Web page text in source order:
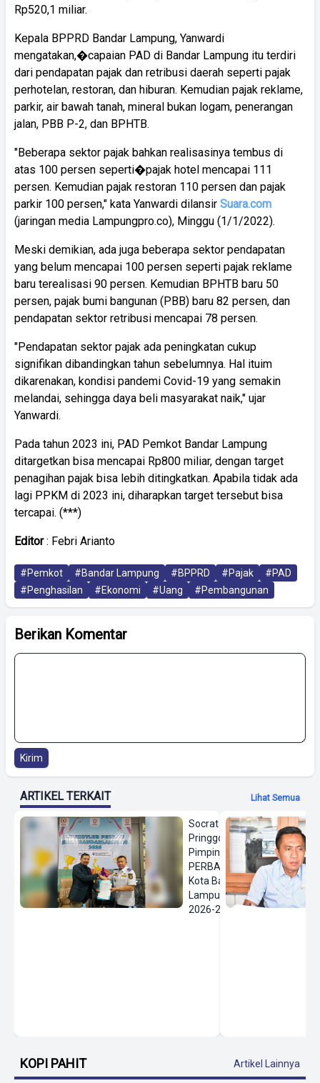
Rp520,1 miliar.
Kepala BPPRD Bandar Lampung, Yanwardi
mengatakan,�capaian PAD di Bandar Lampung itu terdiri
dari pendapatan pajak dan retribusi daerah seperti pajak
perhotelan, restoran, dan hiburan. Kemudian pajak reklame,
parkir, air bawah tanah, mineral bukan logam, penerangan
jalan, PBB P-2, dan BPHTB.
"Beberapa sektor pajak bahkan realisasinya tembus di
atas 100 persen seperti�pajak hotel mencapai 111
persen. Kemudian pajak restoran 110 persen dan pajak
parkir 100 persen," kata Yanwardi dilansir Suara.com
(jaringan media Lampungpro.co), Minggu (1/1/2022).
Meski demikian, ada juga beberapa sektor pendapatan
yang belum mencapai 100 persen seperti pajak reklame
baru terealisasi 90 persen. Kemudian BPHTB baru 50
persen, pajak bumi bangunan (PBB) baru 82 persen, dan
pendapatan sektor retribusi mencapai 78 persen.
"Pendapatan sektor pajak ada peningkatan cukup
signifikan dibandingkan tahun sebelumnya. Hal ituim
dikarenakan, kondisi pandemi Covid-19 yang semakin
melandai, sehingga daya beli masyarakat naik," ujar
Yanwardi.
Pada tahun 2023 ini, PAD Pemkot Bandar Lampung
ditargetkan bisa mencapai Rp800 miliar, dengan target
penagihan pajak bisa lebih ditingkatkan. Apabila tidak ada
lagi PPKM di 2023 ini, diharapkan target tersebut bisa
tercapai. (***)
Editor: Febri Arianto
#Pemkot #Bandar Lampung #BPPRD #Pajak
#PAD
#Penghasilan
#Ekonomi #Uang #Pembangunan
Berikan Komentar
Kirim
ARTIKEL TERKAIT Lihat Semua
Socrat
Pringgodanu
Pimpin
PERBASI
Kota Bandar
Lampung
2026-2030
KOPI PAHIT Artikel Lainnya